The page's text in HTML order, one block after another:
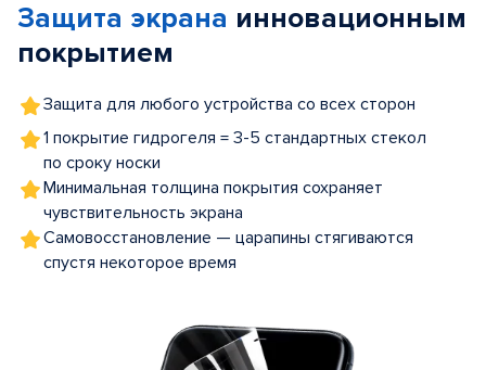
5
Защита экрана инновационным
покрытием
Защита для любого устройства со всех сторон
1 покрытие гидрогеля = 3-5 стандартных стекол
по сроку носки
Минимальная толщина покрытия сохраняет
чувствительность экрана
Самовосстановление — царапины стягиваются
спустя некоторое время